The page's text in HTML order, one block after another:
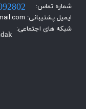
شماره تماس:
ایمیل پشتیبانی: microyadak@gmail.com
شبکه های اجتماعی: